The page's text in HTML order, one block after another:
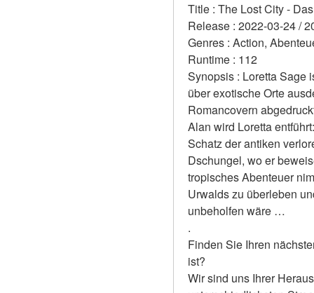
Title : The Lost City -
Release : 2022-03-24 /
Genres : Action,
Runtime : 112
Synopsis : Loretta Sage
über exotische Orte
Romancovern
Alan wird Loretta
Schatz der antiken
Dschungel, wo er
tropisches Abenteuer
Urwalds zu überleben
unbeholfen wäre …
.
Finden Sie Ihren
ist?
Wir sind uns Ihrer